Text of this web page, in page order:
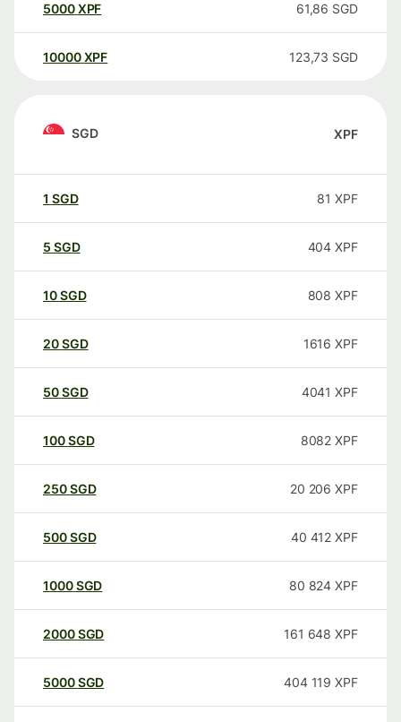
5000XPF 61,86 SGD
10000 XPF 123,73 SGD
SGD XPF
1 SGD 81 XPF
5 SGD 404 XPF
10SGD 808 XPF
20SGD 1616 XPF
50SGD 4041 XPF
100SGD 8082 XPF
250SGD 20 206 XPF
500SGD 40 412 XPF
1000SGD 80 824 XPF
2000SGD 161 648 XPF
5000SGD 404 119 XPF